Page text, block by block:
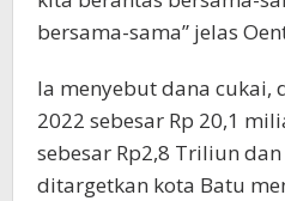
bersama-sama” jelas
Ia menyebut dana cukai,
2022 sebesar Rp 20,1
sebesar Rp2,8 Triliun
ditargetkan kota Batu